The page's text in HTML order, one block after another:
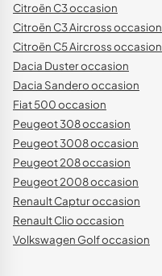
Citroën C3 occasion
Citroën C3 Aircross occasion
Citroën C5 Aircross occasion
Dacia Duster occasion
Dacia Sandero occasion
Fiat 500 occasion
Peugeot 308 occasion
Peugeot 3008 occasion
Peugeot 208 occasion
Peugeot 2008 occasion
Renault Captur occasion
Renault Clio occasion
Volkswagen Golf occasion